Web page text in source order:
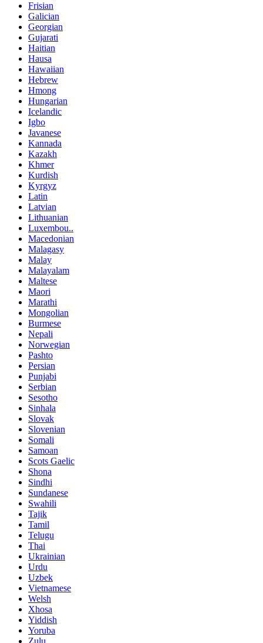
Frisian
Galician
Georgian
Gujarati
Haitian
Hausa
Hawaiian
Hebrew
Hmong
Hungarian
Icelandic
Igbo
Javanese
Kannada
Kazakh
Khmer
Kurdish
Kyrgyz
Latin
Latvian
Lithuanian
Luxembou..
Macedonian
Malagasy
Malay
Malayalam
Maltese
Maori
Marathi
Mongolian
Burmese
Nepali
Norwegian
Pashto
Persian
Punjabi
Serbian
Sesotho
Sinhala
Slovak
Slovenian
Somali
Samoan
Scots Gaelic
Shona
Sindhi
Sundanese
Swahili
Tajik
Tamil
Telugu
Thai
Ukrainian
Urdu
Uzbek
Vietnamese
Welsh
Xhosa
Yiddish
Yoruba
Zulu